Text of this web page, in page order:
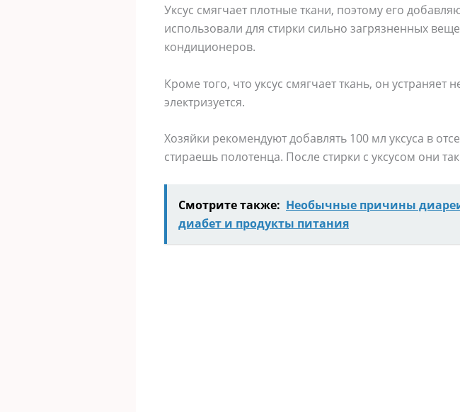
Уксус смягчает плотные ткани, поэтому его
использовали для стирки сильно загрязненных
кондиционеров.
Кроме того, что уксус смягчает ткань, он
электризуется.
Хозяйки рекомендуют добавлять 100 мл уксуса в
стираешь полотенца. После стирки с уксусом они
Смотрите также: Необычные причины
диабет и продукты питания